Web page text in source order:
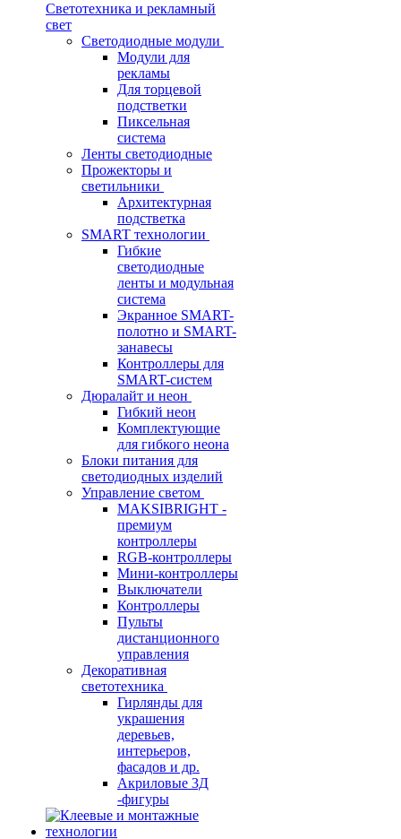
Светотехника и рекламный
свет
Светодиодные модули
Модули для
рекламы
Для торцевой
подстветки
Пиксельная
система
Ленты светодиодные
Прожекторы и
светильники
Архитектурная
подстветка
SMART технологии
Гибкие
светодиодные
ленты и модульная
система
Экранное SMART-
полотно и SMART-
занавесы
Контроллеры для
SMART-систем
Дюралайт и неон
Гибкий неон
Комплектующие
для гибкого неона
Блоки питания для
светодиодных изделий
Управление светом
MAKSIBRIGHT -
премиум
контроллеры
RGB-контроллеры
Мини-контроллеры
Выключатели
Контроллеры
Пульты
дистанционного
управления
Декоративная
светотехника
Гирлянды для
украшения
деревьев,
интерьеров,
фасадов и др.
Акриловые 3Д
-фигуры